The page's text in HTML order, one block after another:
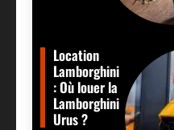
Location
Lamborghini
: Où louer la
Lamborghini
Urus ?